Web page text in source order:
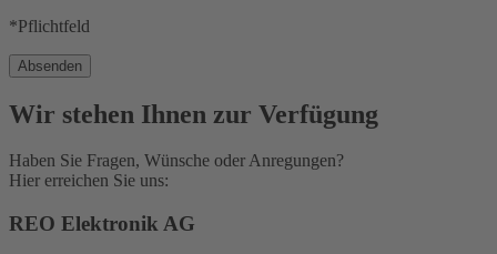
*Pflichtfeld
Wir stehen Ihnen zur Verfügung
Haben Sie Fragen, Wünsche oder Anregungen?
Hier erreichen Sie uns:
REO Elektronik AG